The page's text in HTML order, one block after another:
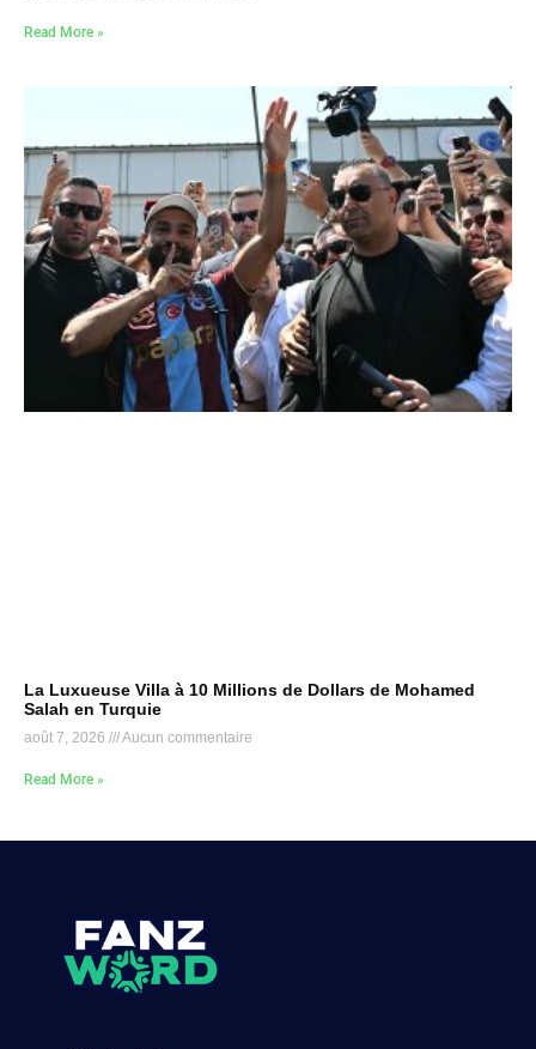
Read More »
La Luxueuse Villa à 10 Millions de Dollars de Mohamed
Salah en Turquie
août 7, 2026 Aucun commentaire
Read More »